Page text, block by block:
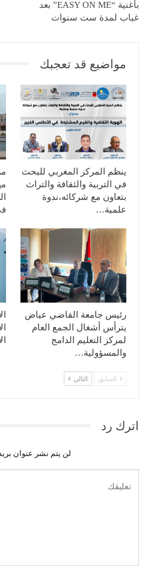
بأغنية “EASY ON ME” بعد
غياب لمدة ست سنوات
مواضيع قد تعجبك
ينظم المركز المغربي للبحث
في التربية والثقافة والتراث
بتعاون مع شركائه،ندوة
علمية…
رئيس جامعة القاضي عياض
يترأس أشغال الجمع العام
لمركز التعليم الدامج
والمسؤولية…
السابق التالي
اترك رد
لن يتم نشر عنوان